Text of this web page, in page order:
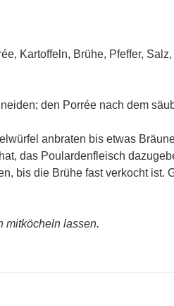
Kartoffeln, Brühe, Pfeffer,
den Porrée nach dem
anbraten bis etwas
das Poulardenfleisch
bis die Brühe fast verkocht ist.
mitköcheln lassen.